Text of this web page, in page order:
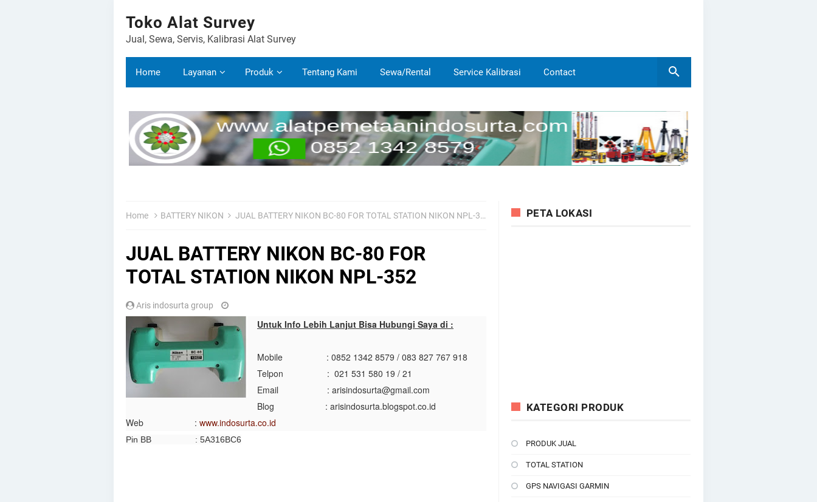
Toko Alat Survey
Jual, Sewa, Servis, Kalibrasi Alat Survey
Home Layanan Produk Tentang Kami Sewa/Rental Service Kalibrasi Contact
Home BATTERY NIKON JUAL BATTERY NIKON BC-80 FOR TOTAL STATION NIKON NPL-352
JUAL BATTERY NIKON BC-80 FOR
TOTAL STATION NIKON NPL-352
Aris indosurta group
Untuk Info Lebih Lanjut Bisa Hubungi Saya di :
Mobile : 0852 1342 8579 / 083 827 767 918
Telpon : 021 531 580 19 / 21
Email : arisindosurta@gmail.com
Blog : arisindosurta.blogspot.co.id
Web : www.indosurta.co.id
Pin BB : 5A316BC6
PETA LOKASI
KATEGORI PRODUK
PRODUK JUAL
TOTAL STATION
GPS NAVIGASI GARMIN